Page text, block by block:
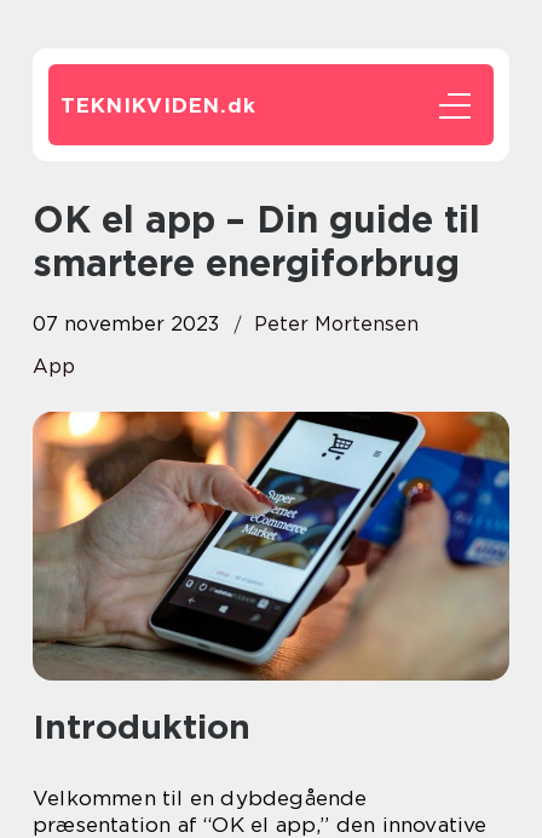
TEKNIKVIDEN.dk
OK el app – Din guide til
smartere energiforbrug
07 november 2023
Peter Mortensen
App
Introduktion
Velkommen til en dybdegående
præsentation af “OK el app,” den innovative